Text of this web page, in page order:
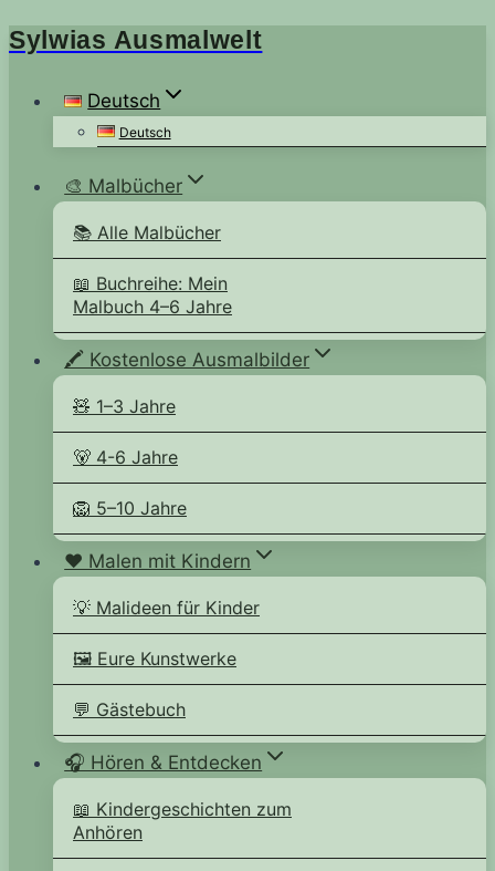
Zum
springen
Sylwias Ausmalwelt
Deutsch
Deutsch
🎨 Malbücher
📚 Alle Malbücher
📖 Buchreihe: Mein
Malbuch 4–6 Jahre
🖍️ Kostenlose Ausmalbilder
🧸 1–3 Jahre
🐻 4-6 Jahre
🦁 5–10 Jahre
❤️ Malen mit Kindern
💡 Malideen für Kinder
🖼️ Eure Kunstwerke
💬 Gästebuch
🎧 Hören & Entdecken
📖 Kindergeschichten zum
Anhören